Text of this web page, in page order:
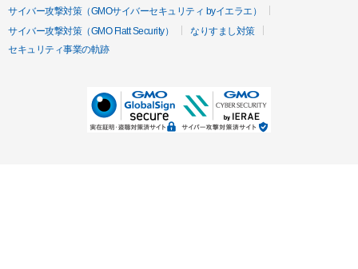
サイバー攻撃対策（GMOサイバーセキュリティ byイエラエ）
サイバー攻撃対策（GMO Flatt Security）
なりすまし対策
セキュリティ事業の軌跡